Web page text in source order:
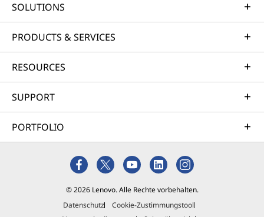
SOLUTIONS
PRODUCTS & SERVICES
RESOURCES
SUPPORT
PORTFOLIO
© 2026 Lenovo. Alle Rechte vorbehalten.
Datenschutz
Cookie-Zustimmungstool